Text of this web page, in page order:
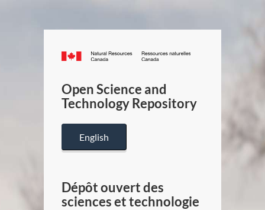
Canada.ca
/
Canada
Open Science and
Technology Repository
English
Dépôt ouvert des
sciences et technologie